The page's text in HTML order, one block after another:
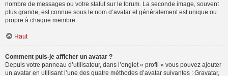
nombre de messages ou votre statut sur le forum. La seconde image, souvent
plus grande, est connue sous le nom d’avatar et généralement est unique ou
propre à chaque membre.
Haut
Comment puis-je afficher un avatar ?
Depuis votre panneau d’utilisateur, dans l’onglet « profil » vous pouvez ajouter
un avatar en utilisant l’une des quatre méthodes d’avatar suivantes : Gravatar,